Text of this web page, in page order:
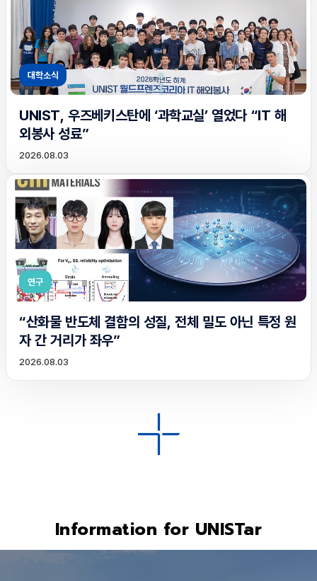
대학소식
UNIST, 우즈베키스탄에 ‘과학교실’ 열었다 “IT 해
외봉사 성료”
2026.08.03
연구
“산화물 반도체 결함의 성질, 전체 밀도 아닌 특정 원
자 간 거리가 좌우”
2026.08.03
Information for UNISTar